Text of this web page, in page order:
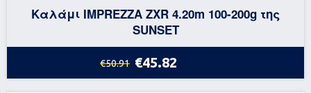
Καλάμι IMPREZZA ZXR 4.20m 100-200g της
SUNSET
€50.91 €45.82